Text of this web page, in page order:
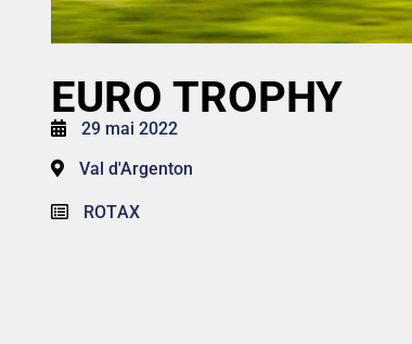
EURO TROPHY
29 mai 2022
Val d'Argenton
ROTAX